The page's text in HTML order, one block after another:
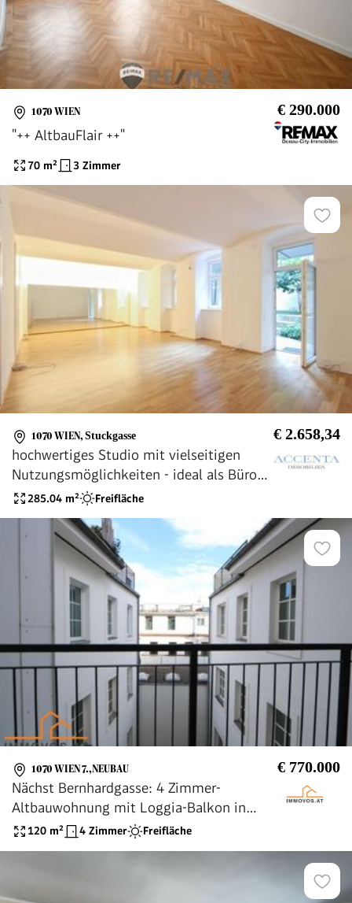
1070 WIEN € 290.000
"++ AltbauFlair ++"
70 m² 3 Zimmer
1070 WIEN, Stuckgasse € 2.658,34
hochwertiges Studio mit vielseitigen
Nutzungsmöglichkeiten - ideal als Büro
oder für Yoga oder Tanzstudio
285.04 m² Freifläche
1070 WIEN 7.,NEUBAU € 770.000
Nächst Bernhardgasse: 4 Zimmer-
Altbauwohnung mit Loggia-Balkon in
Biedermeiergebäude mit barrierefrei
120 m² 4 Zimmer Freifläche